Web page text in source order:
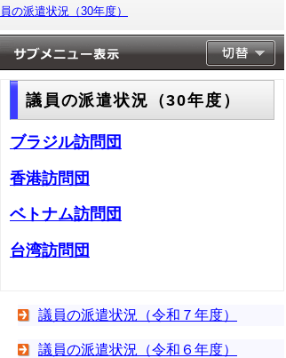
員の派遣状況（30年度）
議員の派遣状況（30年度）
ブラジル訪問団
香港訪問団
ベトナム訪問団
台湾訪問団
議員の派遣状況（令和７年度）
議員の派遣状況（令和６年度）